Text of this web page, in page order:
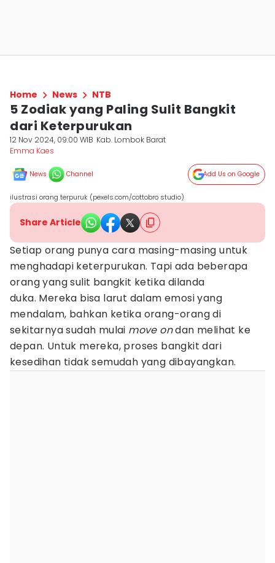
Home News NTB
5 Zodiak yang Paling Sulit Bangkit
dari Keterpurukan
12 Nov 2024, 09:00 WIB Kab. Lombok Barat
Emma Kaes
News Channel Add Us on Google
ilustrasi orang terpuruk (pexels.com/cottobro studio)
Share Article
Setiap orang punya cara masing-masing untuk
menghadapi keterpurukan. Tapi ada beberapa
orang yang sulit bangkit ketika dilanda
duka. Mereka bisa larut dalam emosi yang
mendalam, bahkan ketika orang-orang di
sekitarnya sudah mulai move ondan melihat ke
depan. Untuk mereka, proses bangkit dari
kesedihan tidak semudah yang dibayangkan.